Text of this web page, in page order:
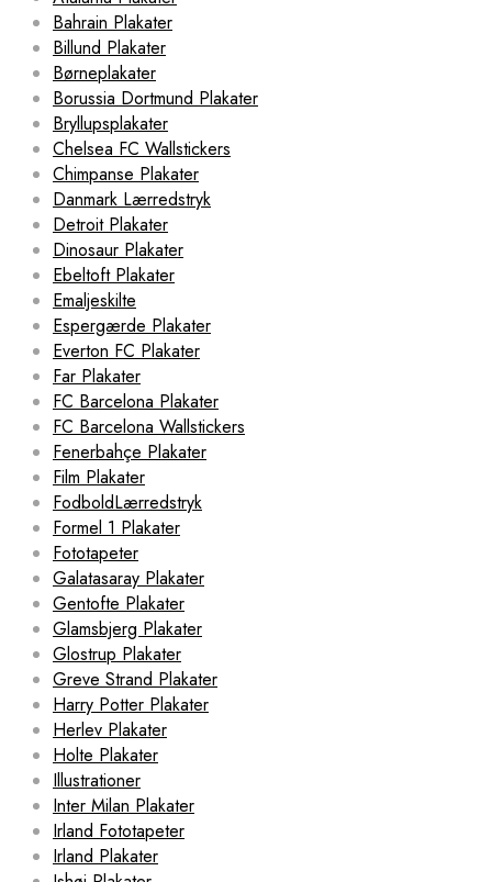
Bahrain Plakater
Billund Plakater
Børneplakater
Borussia Dortmund Plakater
Bryllupsplakater
Chelsea FC Wallstickers
Chimpanse Plakater
Danmark Lærredstryk
Detroit Plakater
Dinosaur Plakater
Ebeltoft Plakater
Emaljeskilte
Espergærde Plakater
Everton FC Plakater
Far Plakater
FC Barcelona Plakater
FC Barcelona Wallstickers
Fenerbahçe Plakater
Film Plakater
FodboldLærredstryk
Formel 1 Plakater
Fototapeter
Galatasaray Plakater
Gentofte Plakater
Glamsbjerg Plakater
Glostrup Plakater
Greve Strand Plakater
Harry Potter Plakater
Herlev Plakater
Holte Plakater
Illustrationer
Inter Milan Plakater
Irland Fototapeter
Irland Plakater